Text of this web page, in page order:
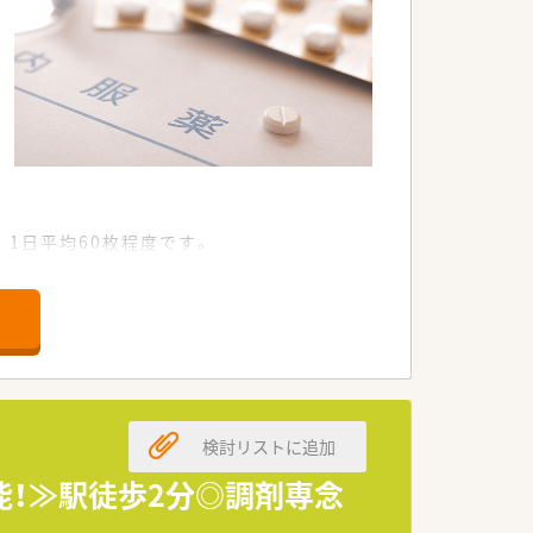
日平均60枚程度です。
目指します。
。
です。
！≫駅徒歩2分◎調剤専念
検討リストに追加